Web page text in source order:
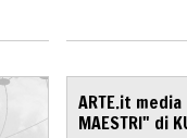
ARTE.it
MAESTRI" di